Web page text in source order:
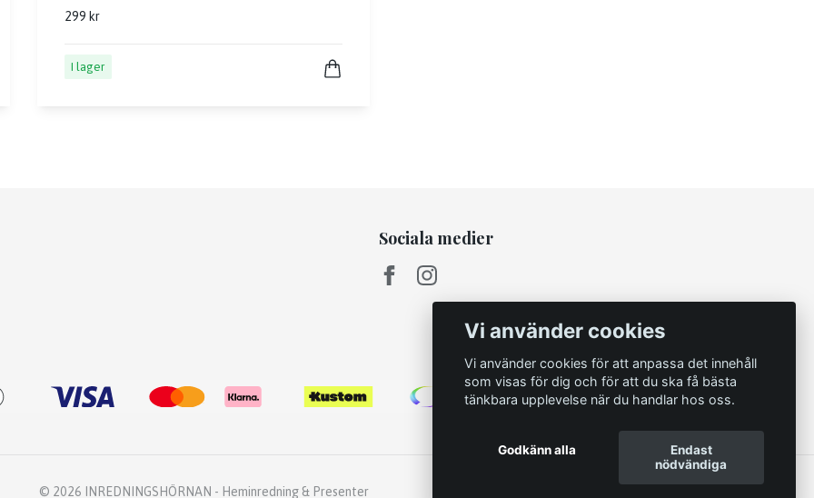
299 kr
I lager
Sociala medier
© 2026 INREDNINGSHÖRNAN - Heminredning & Presenter
Vi använder cookies
Vi använder cookies för att anpassa det innehåll
som visas för dig och för att du ska få bästa
tänkbara upplevelse när du handlar hos oss.
Godkänn alla
Endast
nödvändiga